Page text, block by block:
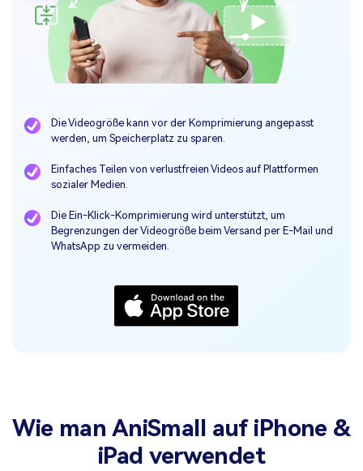
Die Videogröße kann vor der Komprimierung angepasst
werden, um Speicherplatz zu sparen.
Einfaches Teilen von verlustfreien Videos auf Plattformen
sozialer Medien.
Die Ein-Klick-Komprimierung wird unterstützt, um
Begrenzungen der Videogröße beim Versand per E-Mail und
WhatsApp zu vermeiden.
Wie man AniSmall auf iPhone &
iPad verwendet